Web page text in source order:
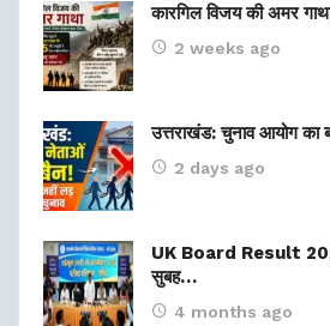
कारगिल विजय की अमर
2 weeks ago
उत्तराखंड: चुनाव आयोग का
2 days ago
UK Board Result
सुबह…
4 months ago